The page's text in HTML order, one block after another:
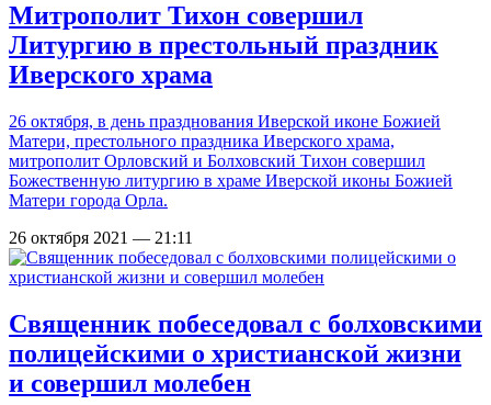
Митрополит Тихон совершил
Литургию в престольный праздник
Иверского храма
26 октября, в день празднования Иверской иконе Божией
Матери, престольного праздника Иверского храма,
митрополит Орловский и Болховский Тихон совершил
Божественную литургию в храме Иверской иконы Божией
Матери города Орла.
26 октября 2021 — 21:11
Священник побеседовал с болховскими
полицейскими о христианской жизни
и совершил молебен